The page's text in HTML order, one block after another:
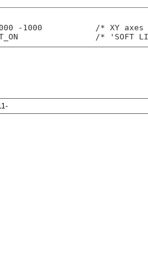
200000 -1000           /* XY
/* 'SOFT